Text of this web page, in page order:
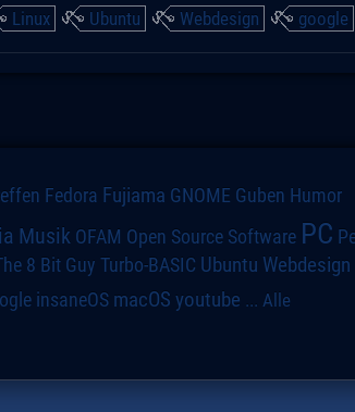
Linux Ubuntu Webdesign google
Fedora Fujiama GNOME Guben Humor
Musik OFAM Open Source Software PC
8 Bit Guy Turbo-BASIC Ubuntu Webdesign
insaneOS macOS youtube ... Alle